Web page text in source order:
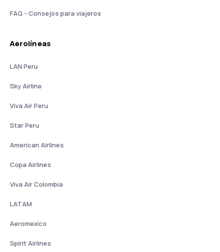
FAQ - Consejos para viajeros
Aerolíneas
LAN Peru
Sky Airline
Viva Air Peru
Star Peru
American Airlines
Copa Airlines
Viva Air Colombia
LATAM
Aeromexico
Spirit Airlines